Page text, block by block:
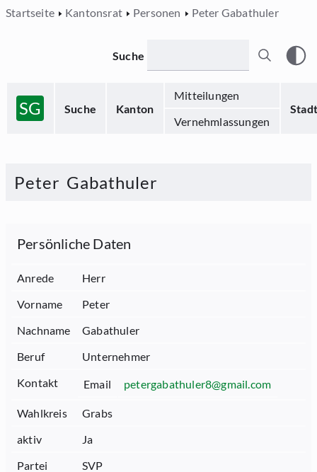
Startseite Kantonsrat Personen Peter Gabathuler
SG Suche Kanton
Mitteilungen
Stadt
Vernehmlassungen
Suche
Peter Gabathuler
Persönliche Daten
Anrede
Herr
Vorname
Peter
Nachname
Gabathuler
Beruf
Unternehmer
Kontakt
Email petergabathuler8@gmail.com
Wahlkreis
Grabs
aktiv
Ja
Partei
SVP